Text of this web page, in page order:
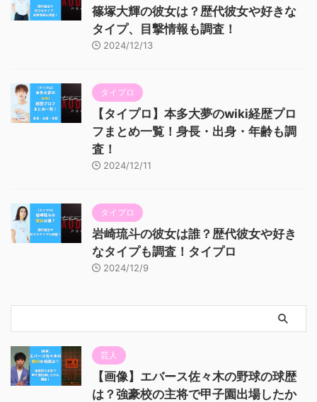
篠塚大輝の彼女は？歴代彼女や好きな
タイプ、目撃情報も調査！
2024/12/13
タイプロ
【タイプロ】本多大夢のwiki経歴プロ
フまとめ一覧！身長・出身・年齢も調
査！
2024/12/11
タイプロ
岩崎琉斗の彼女は誰？歴代彼女や好き
なタイプも調査！タイプロ
2024/12/9
芸人
【画像】エバース佐々木の野球の球歴
は？強豪校の主将で甲子園出場したか